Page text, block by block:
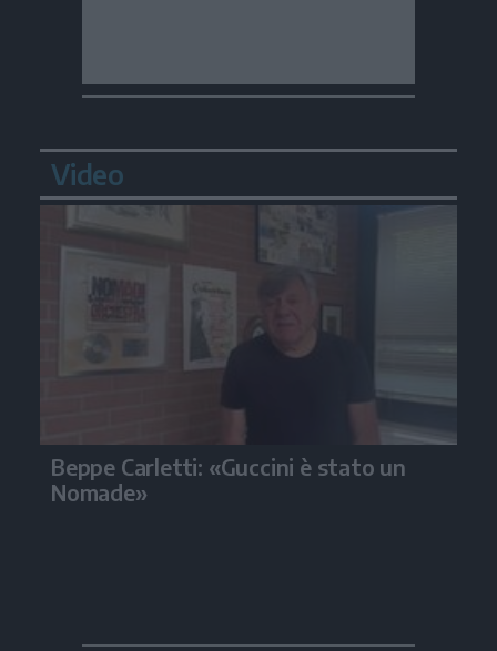
Video
Beppe Carletti: «Guccini è stato un
Nomade»